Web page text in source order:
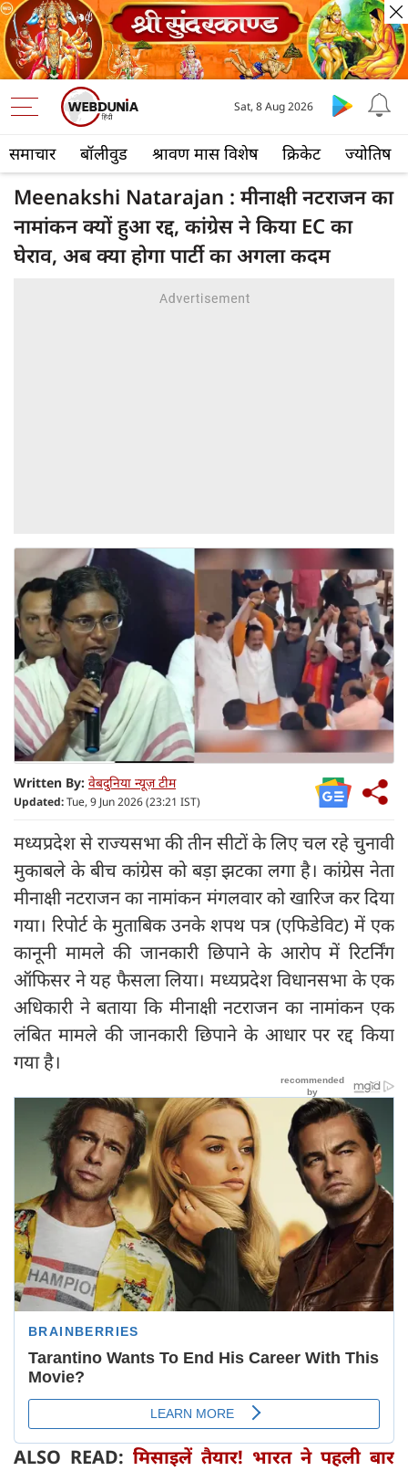
समाचार बॉलीवुड श्रावण मास विशेष क्रिकेट ज्योतिष
Sat, 8 Aug 2026
Meenakshi Natarajan : मीनाक्षी नटराजन का
नामांकन क्यों हुआ रद्द, कांग्रेस ने किया EC का
घेराव, अब क्या होगा पार्टी का अगला कदम
Written By: वेबदुनिया न्यूज़ टीम
Updated:Tue, 9 Jun 2026 (23:21 IST)
मध्यप्रदेश से राज्यसभा की तीन सीटों के लिए चल रहे चुनावी
मुकाबले के बीच कांग्रेस को बड़ा झटका लगा है। कांग्रेस नेता
मी‍नाक्षी नटराजन का नामांकन मंगलवार को खारिज कर दिया
गया। रिपोर्ट के मुताबिक उनके शपथ पत्र (एफिडेविट) में एक
कानूनी मामले की जानकारी छिपाने के आरोप में रिटर्निंग
ऑफिसर ने यह फैसला लिया। मध्यप्रदेश विधानसभा के एक
अधिकारी ने बताया कि मीनाक्षी नटराजन का नामांकन एक
लंबित मामले की जानकारी छिपाने के आधार पर रद्द किया
गया है।
ALSO READ: मिसाइलें तैयार! भारत ने पहली बार